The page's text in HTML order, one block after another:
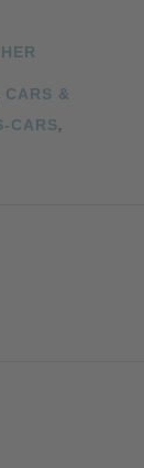
CARS &
CARS,